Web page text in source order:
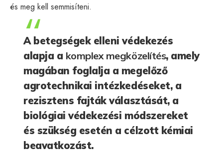
és meg kell semmisíteni.
A betegségek elleni védekezés
alapja a komplex megközelítés, amely
magában foglalja a megelőző
agrotechnikai intézkedéseket, a
rezisztens fajták választását, a
biológiai védekezési módszereket
és szükség esetén a célzott kémiai
beavatkozást.